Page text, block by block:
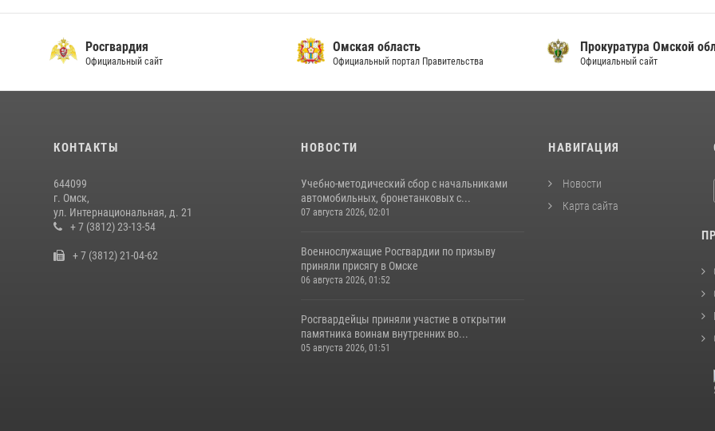
Росгвардия
Официальный сайт
Омская область
Официальный портал Правительства
Прокуратура Омской
Официальный сайт
КОНТАКТЫ
644099
г. Омск,
ул. Интернациональная, д. 21
+ 7 (3812) 23-13-54
+ 7 (3812) 21-04-62
НОВОСТИ
Учебно-методический сбор с начальниками
автомобильных, бронетанковых с...
07 августа 2026, 02:01
Военнослужащие Росгвардии по призыву
приняли присягу в Омске
06 августа 2026, 01:52
Росгвардейцы приняли участие в открытии
памятника воинам внутренних во...
05 августа 2026, 01:51
НАВИГАЦИЯ
Новости
Карта сайта